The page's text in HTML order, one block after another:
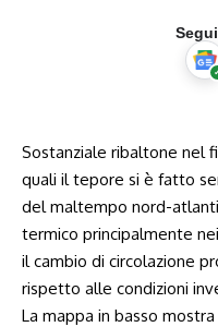
Sostanziale ribaltone nel
quali il tepore si è fatto
del maltempo nord-
termico principalmente
il cambio di circolazione
rispetto alle condizioni
La mappa in basso